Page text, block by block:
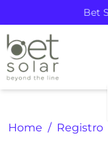
Bet
Home Registro